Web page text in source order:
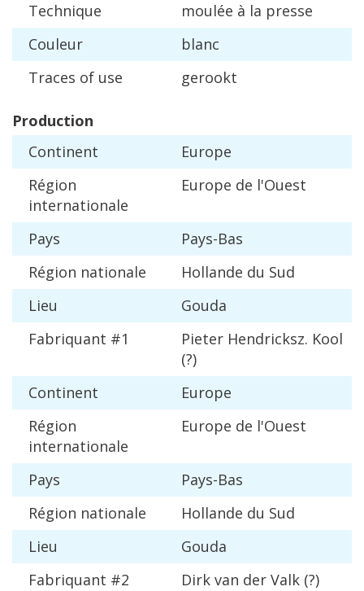
Technique
moulée à la presse
Couleur
blanc
Traces of use gerookt
Production
Continent
Europe
Région
internationale
Europe de l'Ouest
Pays Pays-Bas
Région nationale Hollande du Sud
Lieu
Gouda
Fabriquant #1 Pieter Hendricksz. Kool
(?)
Continent
Europe
Région
internationale
Europe de l'Ouest
Pays Pays-Bas
Région nationale Hollande du Sud
Lieu
Gouda
Fabriquant #2 Dirk van der Valk (?)